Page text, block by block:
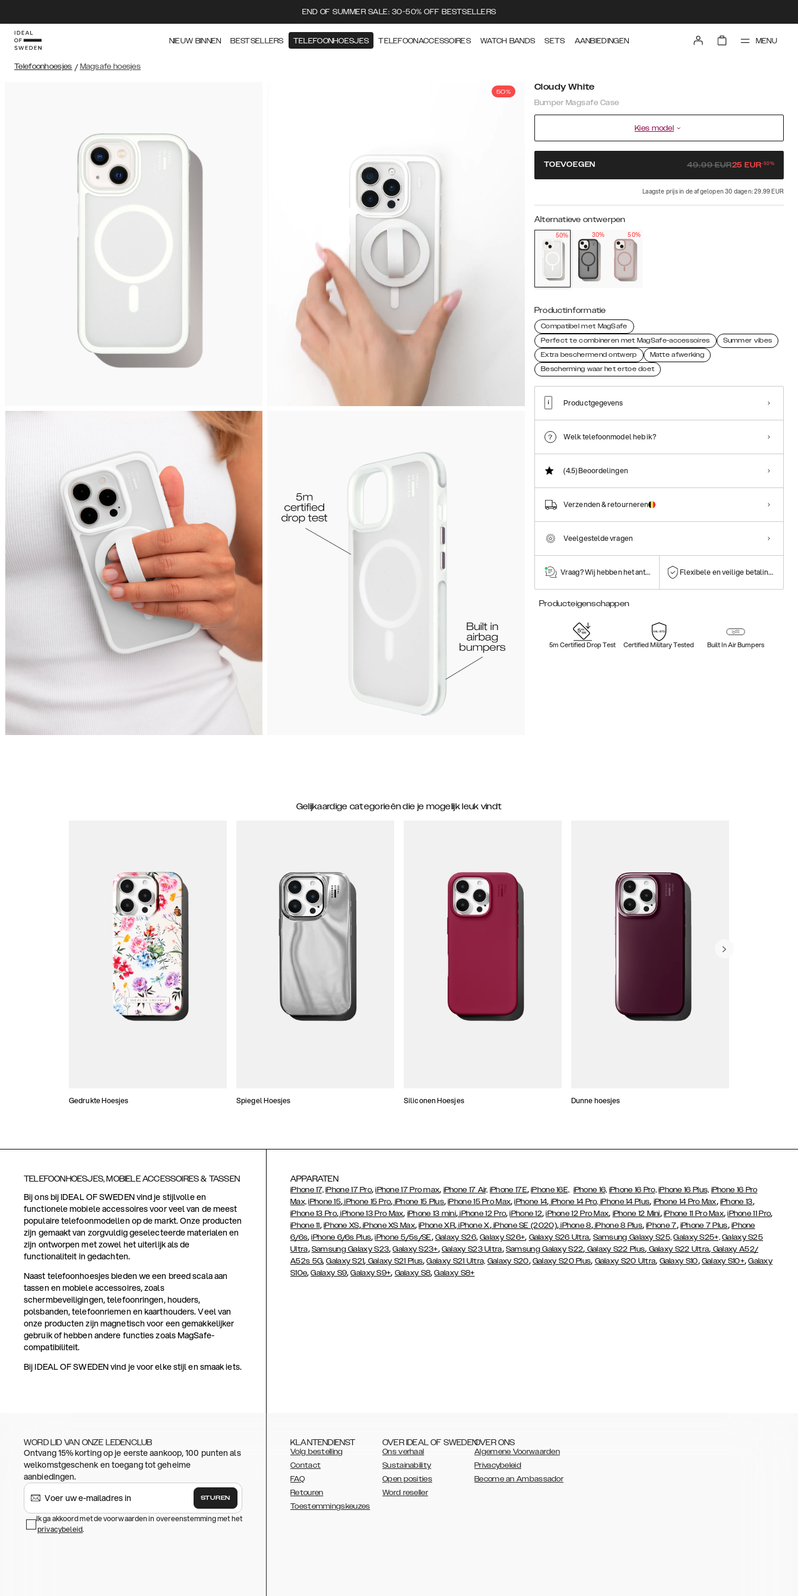
END OF SUMMER SALE: 30-50% OFF BESTSELLERS
NIEUW BINNEN BESTSELLERS TELEFOONHOESJES TELEFOONACCESSOIRES WATCH BANDS SETS AANBIEDINGEN MENU
Telefoonhoesjes / Magsafe hoesjes
50% Cloudy White
Bumper Magsafe Case
Kies model
TOEVOEGEN 49.99EUR25 EUR-50%
Laagste prijs in de afgelopen 30 dagen: 29.99 EUR
Alternatieve ontwerpen
50% 30% 50%
Productinformatie
Compatibel met MagSafe
Perfect te combineren met MagSafe-accessoires
Summer vibes
Extra beschermend ontwerp
Matte afwerking
Bescherming waar het ertoe doet
Productgegevens
Welk telefoonmodel heb ik?
(4.5)Beoordelingen
Verzenden & retourneren
Veelgestelde vragen
Vraag? Wij hebben het antwoord! Flexibele en veilige betalingen
Producteigenschappen
5m Certified Drop Test Certified Military Tested Built In Air Bumpers
Gelijkaardige categorieën die je mogelijk leuk vindt
Gedrukte Hoesjes Spiegel Hoesjes Siliconen Hoesjes Dunne hoesjes
TELEFOONHOESJES, MOBIELE ACCESSOIRES & TASSEN
Bij ons bij IDEAL OF SWEDEN vind je stijlvolle en
functionele mobiele accessoires voor veel van de meest
populaire telefoonmodellen op de markt. Onze producten
zijn gemaakt van zorgvuldig geselecteerde materialen en
zijn ontworpen met zowel het uiterlijk als de
functionaliteit in gedachten.
Naast telefoonhoesjes bieden we een breed scala aan
tassen en mobiele accessoires, zoals
schermbeveiligingen, telefoonringen, houders,
polsbanden, telefoonriemen en kaarthouders. Veel van
onze producten zijn magnetisch voor een gemakkelijker
gebruik of hebben andere functies zoals MagSafe-
compatibiliteit.
Bij IDEAL OF SWEDEN vind je voor elke stijl en smaak iets.
APPARATEN
iPhone 17, iPhone 17 Pro,iPhone 17 Pro max, iPhone 17 Air, iPhone 17E,iPhone 16E, iPhone 16, iPhone 16 Pro, iPhone 16 Plus, iPhone 16 Pro
Max, iPhone 15, iPhone 15 Pro, iPhone 15 Plus,iPhone 15 Pro Max,iPhone 14, iPhone 14 Pro, iPhone 14 Plus, iPhone 14 Pro Max, iPhone 13,
iPhone 13 Pro, iPhone 13 Pro Max, iPhone 13 mini,iPhone 12 Pro,iPhone 12,iPhone 12 Pro Max, iPhone 12 Mini, iPhone 11 Pro Max,iPhone 11 Pro,
iPhone 11, iPhone XS,iPhone XS Max,iPhone XR,iPhone X,iPhone SE (2020),iPhone 8,iPhone 8 Plus,iPhone 7, iPhone 7 Plus, iPhone
6/6s,iPhone 6/6s Plus,iPhone 5/5s/SE, Galaxy S26,Galaxy S26+, Galaxy S26 Ultra, Samsung Galaxy S25, Galaxy S25+, Galaxy S25
Ultra, Samsung Galaxy S23,Galaxy S23+, Galaxy S23 Ultra, Samsung Galaxy S22, Galaxy S22 Plus, Galaxy S22 Ultra, Galaxy A52/
A52s 5G,Galaxy S21, Galaxy S21 Plus,Galaxy S21 Ultra, Galaxy S20, Galaxy S20 Plus, Galaxy S20 Ultra, Galaxy S10, Galaxy S10+,Galaxy
S10e,Galaxy S9,Galaxy S9+, Galaxy S8,Galaxy S8+
WORD LID VAN ONZE LEDENCLUB
Ontvang 15% korting op je eerste aankoop, 100 punten als
welkomstgeschenk en toegang tot geheime
aanbiedingen.
STUREN
Ik ga akkoord met de voorwaarden in overeenstemming met het
privacybeleid.
KLANTENDIENST
Volg bestelling
Contact
FAQ
Retouren
Toestemmingskeuzes
OVER IDEAL OF SWEDEN
Ons verhaal
Sustainability
Open posities
Word reseller
OVER ONS
Algemene Voorwaarden
Privacybeleid
Become an Ambassador
AUSTRALIA